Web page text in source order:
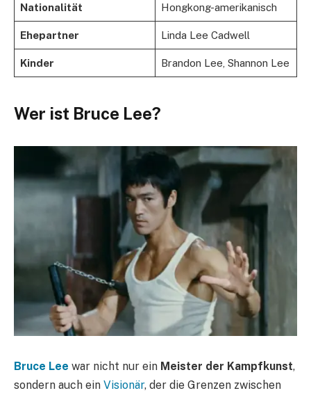
Nationalität Hongkong-amerikanisch
Ehepartner Linda Lee Cadwell
Kinder Brandon Lee, Shannon Lee
Wer ist Bruce Lee?
Bruce Lee war nicht nur ein Meister der Kampfkunst,
sondern auch ein Visionär, der die Grenzen zwischen